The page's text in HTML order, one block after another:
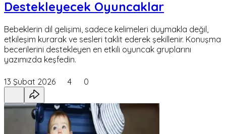
Destekleyecek Oyuncaklar
Bebeklerin dil gelişimi, sadece kelimeleri duymakla değil,
etkileşim kurarak ve sesleri taklit ederek şekillenir. Konuşma
becerilerini destekleyen en etkili oyuncak gruplarını
yazımızda keşfedin.
13 Şubat 2026 4 0